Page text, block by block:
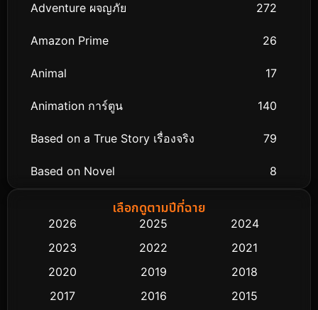
Adventure ผจญภัย 272
Amazon Prime 26
Animal 17
Animation การ์ตูน 140
Based on a True Story เรื่องจริง 79
Based on Novel 8
Biography ชีวิตจริง
Classic หนังคลาสสิก
Comedy ตลก 435
เลือกดูตามปีที่ฉาย
2026 2025
2024
2023
2022
2021
2020
2019
2018
2017
2016
2015